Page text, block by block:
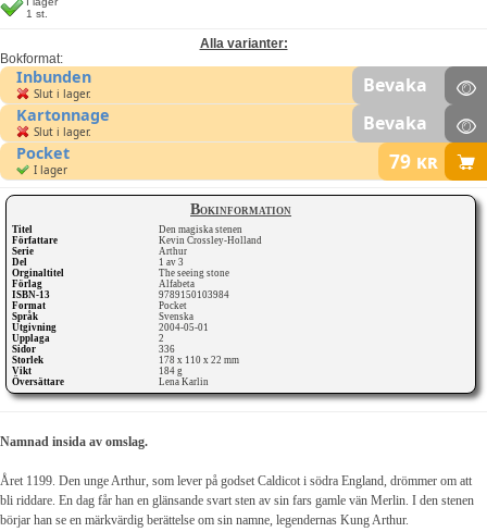
Bokinformation
Titel
Den magiska stenen
Författare
Kevin Crossley-Holland
Serie
Arthur
Del
1 av 3
Orginaltitel
The seeing stone
Förlag
Alfabeta
ISBN-13
9789150103984
Format
Pocket
Språk
Svenska
Utgivning
2004-05-01
Upplaga
2
Sidor
336
Storlek
178 x 110 x 22 mm
Vikt
184 g
Översättare
Lena Karlin
1 st.
Alla varianter:
Bokformat:
Inbunden
Slut i lager. Bevaka
Kartonnage
Slut i lager. Bevaka
Pocket
I lager 79 kr
Namnad insida av omslag.
Året 1199. Den unge Arthur, som lever på godset Caldicot i södra England, drömmer om att
bli riddare. En dag får han en glänsande svart sten av sin fars gamle vän Merlin. I den stenen
börjar han se en märkvärdig berättelse om sin namne, legendernas Kung Arthur.